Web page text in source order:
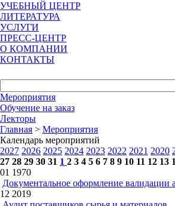
УЧЕБНЫЙ ЦЕНТР
ЛИТЕРАТУРА
УСЛУГИ
ПРЕСС-ЦЕНТР
О КОМПАНИИ
КОНТАКТЫ
Мероприятия
Обучение на заказ
Лекторы
Главная > Мероприятия
Календарь мероприятий
2027 2026 2025 2024 2023 2022 2021 2020
27 28 29 30 31 1 2 3 4 5 6 7 8 9 10 11 12 13
01 1970
Документальное оформление валидации
12 2019